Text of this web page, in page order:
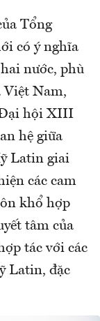
Tổng
có ý nghĩa
nước, phù
Việt Nam,
Đại hội XIII
hệ giữa
Latin giai
các cam
khổ hợp
tâm của
tác với các
Latin, đặc